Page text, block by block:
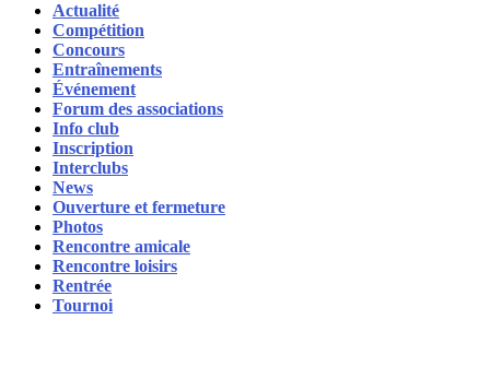
Actualité
Compétition
Concours
Entraînements
Événement
Forum des associations
Info club
Inscription
Interclubs
News
Ouverture et fermeture
Photos
Rencontre amicale
Rencontre loisirs
Rentrée
Tournoi